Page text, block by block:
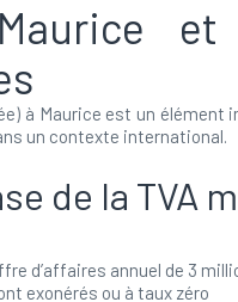
et
à Maurice est un
un contexte international.
de la TVA
d’affaires annuel de 3
exonérés ou à taux zéro